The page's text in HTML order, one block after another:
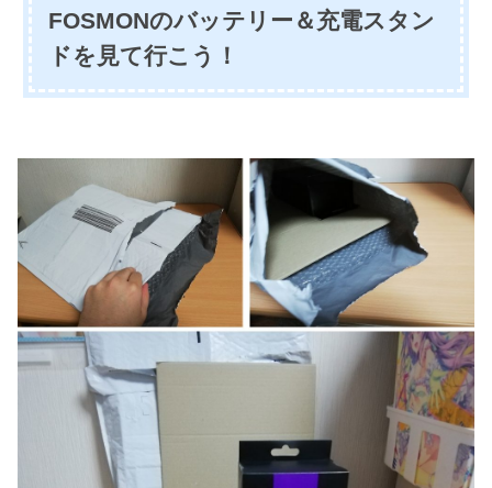
FOSMONのバッテリー＆充電スタン
ドを見て行こう！